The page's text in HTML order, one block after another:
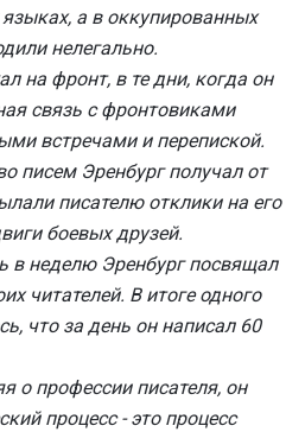
а в оккупированных
нелегально.
на фронт, в те дни, когда он
связь с фронтовиками
встречами и перепиской.
писем Эренбург получал от
писателю отклики на его
боевых друзей.
в неделю Эренбург посвящал
читателей. В итоге одного
что за день он написал 60
о профессии писателя, он
процесс - это процесс